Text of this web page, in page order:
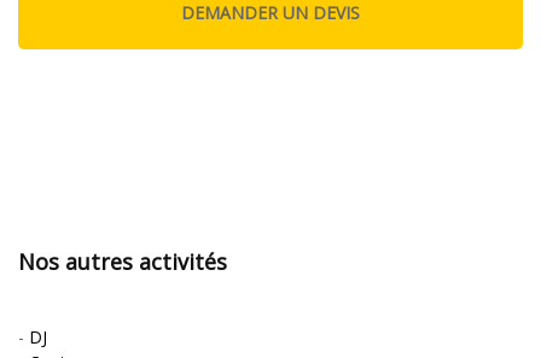
Nos autres activités
- DJ